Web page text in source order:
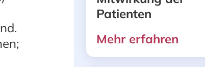
Patienten
Mehr erfahren